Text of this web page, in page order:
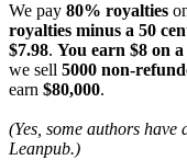
We pay 80% royalties
royalties minus a 50
$7.98. You earn $8 on a
we sell 5000 non-
earn $80,000.
(Yes, some authors
Leanpub.)